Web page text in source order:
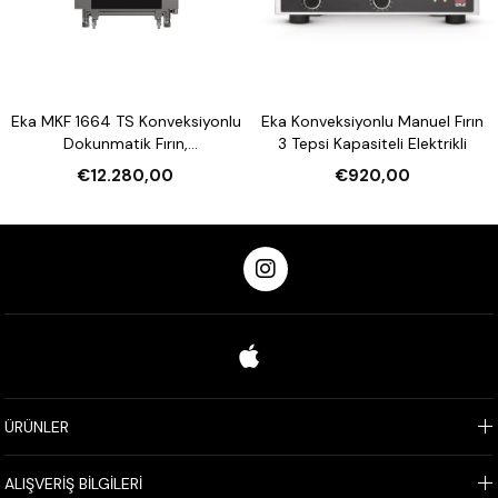
Eka MKF 1664 TS Konveksiyonlu
Dokunmatik Fırın,
Nemlendirmeli 16 Tepsi
Kapasiteli Elektrikli
€12.280,00
Eka Konveksiyonlu Manuel Fırın
3 Tepsi Kapasiteli Elektrikli
€920,00
ÜRÜNLER
ALIŞVERİŞ BİLGİLERİ